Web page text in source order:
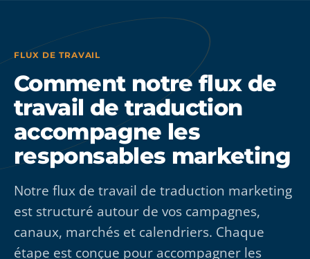
FLUX DE TRAVAIL
Comment notre flux de
travail de traduction
accompagne les
responsables marketing
Notre flux de travail de traduction marketing
est structuré autour de vos campagnes,
canaux, marchés et calendriers. Chaque
étape est conçue pour accompagner les